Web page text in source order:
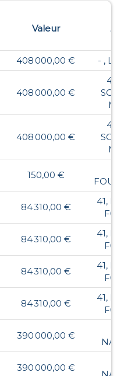
Valeur
408 000,00 € - ,
408 000,00 €
4,
408 000,00 €
4,
150,00 €
84 310,00 €
41,
84 310,00 €
41,
84 310,00 €
41,
84 310,00 €
41,
390 000,00 €
390 000,00 €